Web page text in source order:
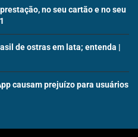
no seu cartão e no seu
de ostras em lata; entenda |
causam prejuízo para usuários